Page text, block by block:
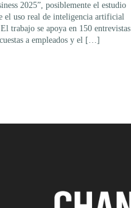
2025”, posiblemente el estudio
el uso real de inteligencia artificial
trabajo se apoya en 150 entrevistas
a empleados y el […]